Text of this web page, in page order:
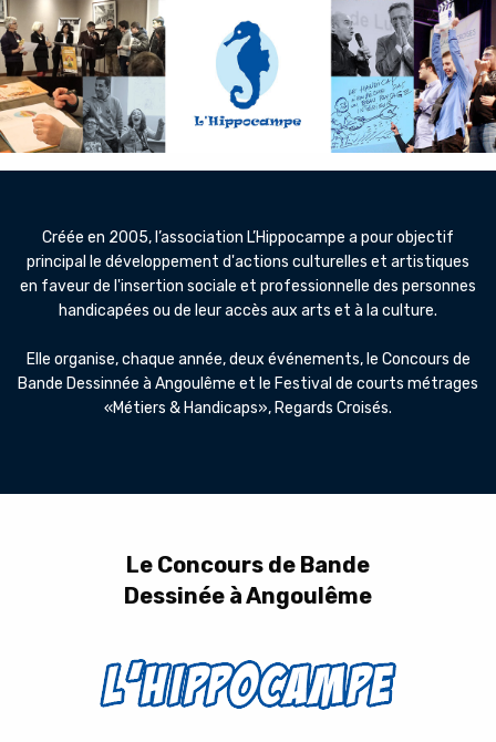
Créée en 2005, l’association L’Hippocampe a pour objectif
principal le développement d'actions culturelles et artistiques
en faveur de l'insertion sociale et professionnelle des personnes
handicapées ou de leur accès aux arts et à la culture.
Elle organise, chaque année, deux événements, le Concours de
Bande Dessinnée à Angoulême et le Festival de courts métrages
«Métiers & Handicaps», Regards Croisés.
Le Concours de Bande
Dessinée à Angoulême